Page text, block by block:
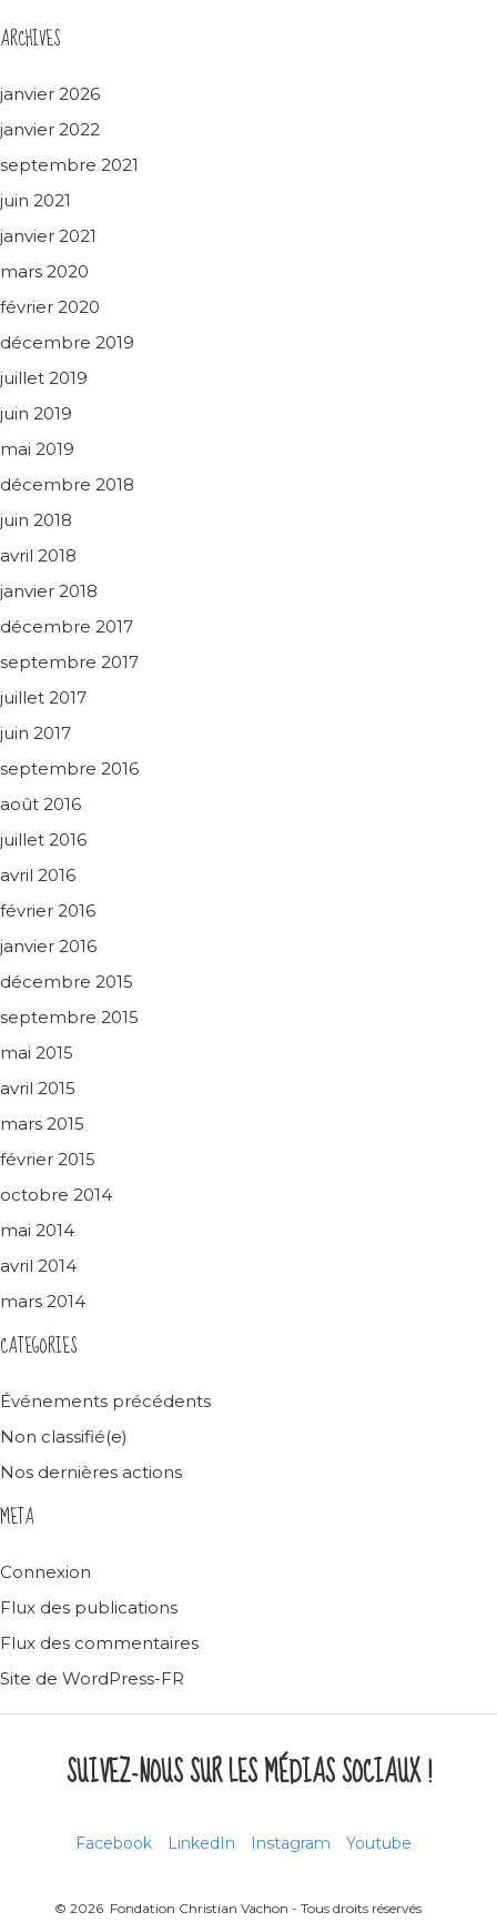
ARCHIVES
janvier 2026
janvier 2022
septembre 2021
juin 2021
janvier 2021
mars 2020
février 2020
décembre 2019
juillet 2019
juin 2019
mai 2019
décembre 2018
juin 2018
avril 2018
janvier 2018
décembre 2017
septembre 2017
juillet 2017
juin 2017
septembre 2016
août 2016
juillet 2016
avril 2016
février 2016
janvier 2016
décembre 2015
septembre 2015
mai 2015
avril 2015
mars 2015
février 2015
octobre 2014
mai 2014
avril 2014
mars 2014
CATEGORIES
Événements précédents
Non classifié(e)
Nos dernières actions
META
Connexion
Flux des publications
Flux des commentaires
Site de WordPress-FR
SUIVEZ-NOUS SUR LES MÉDIAS SOCIAUX !
Facebook LinkedIn Instagram Youtube
© 2026 Fondation Christian Vachon - Tous droits réservés